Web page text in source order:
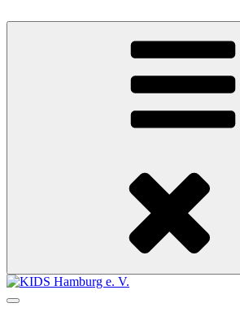
Inhalt
Kompetenz- und Infozentrum Down-Syndrom